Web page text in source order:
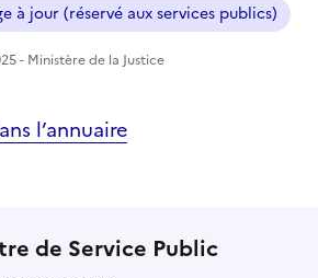
à jour (réservé aux services publics)
- Ministère de la Justice
l’annuaire
de Service Public